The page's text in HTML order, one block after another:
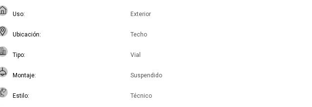
Uso Exterior
Ubicación Techo
Tipo Vial
Montaje Suspendido
Estilo Técnico